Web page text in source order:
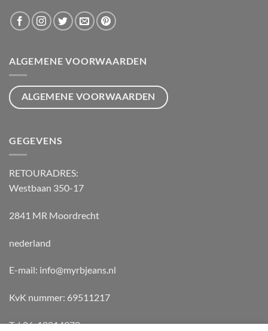
ALGEMENE VOORWAARDEN
ALGEMENE VOORWAARDEN
GEGEVENS
RETOURADRES:
Westbaan 350-17
2841 MR Moordrecht
nederland
E-mail: info@myrbjeans.nl
KvK nummer: 69511217
Tel:06-18814970